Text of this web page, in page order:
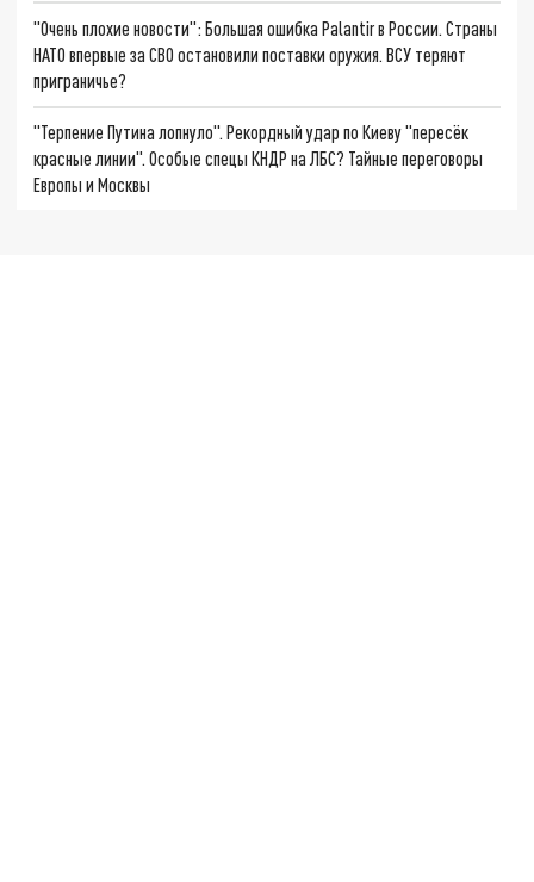
"Очень плохие новости": Большая ошибка Palantir в России. Страны
НАТО впервые за СВО остановили поставки оружия. ВСУ теряют
приграничье?
"Терпение Путина лопнуло". Рекордный удар по Киеву "пересёк
красные линии". Особые спецы КНДР на ЛБС? Тайные переговоры
Европы и Москвы